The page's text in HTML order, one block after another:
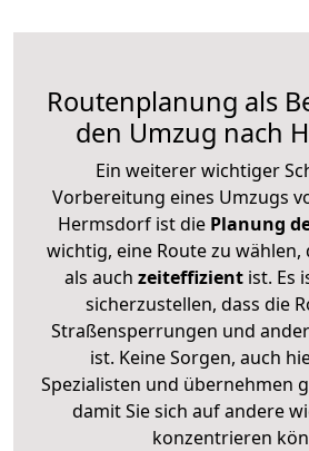
Routenplanung als
den Umzug nach
Ein weiterer wichtiger
Vorbereitung eines Umzugs
Hermsdorf ist diePlanung
wichtig, eine Route zu
als auch zeiteffizientist. Es
sicherzustellen, dass die
Straßensperrungen und
ist. Keine Sorgen, auch
Spezialisten und übernehmen
damit Sie sich auf andere
konzentrieren